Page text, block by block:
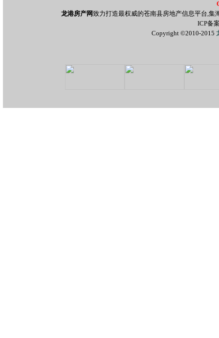
龙港房产网致力打造最权威的苍南县房地产信息平台,
ICP备
Copyright ©2010-2015